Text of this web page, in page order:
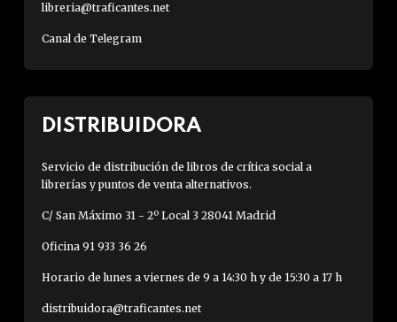
libreria@traficantes.net
Canal de Telegram
DISTRIBUIDORA
Servicio de distribución de libros de crítica social a
librerías y puntos de venta alternativos.
C/ San Máximo 31 - 2º Local 3 28041 Madrid
Oficina 91 933 36 26
Horario de lunes a viernes de 9 a 14:30 h y de 15:30 a 17 h
distribuidora@traficantes.net